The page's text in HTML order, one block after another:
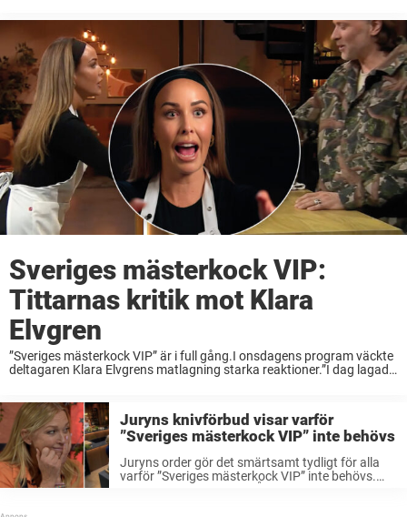
kändisversionen av amatörkocktävlingen – är ...
Sveriges mästerkock VIP:
Tittarnas kritik mot Klara
Elvgren
”Sveriges mästerkock VIP” är i full gång.I onsdagens program väckte
deltagaren Klara Elvgrens matlagning starka reaktioner.”I dag lagade
Juryns knivförbud visar varför
”Sveriges mästerkock VIP” inte behövs
Juryns order gör det smärtsamt tydligt för alla
varför ”Sveriges mästerkock VIP” inte behövs.